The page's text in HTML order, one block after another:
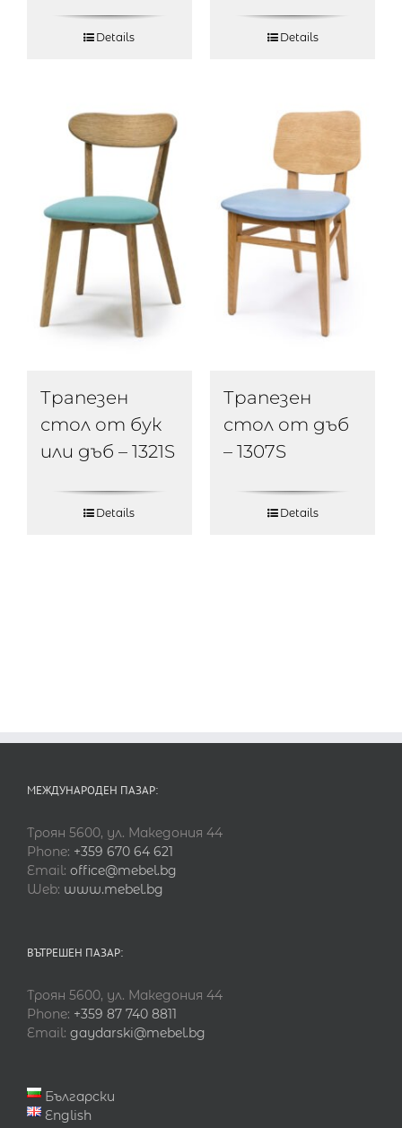
Details Details
Трапезен
стол от бук
или дъб – 1321S
Details
Трапезен
стол от дъб
– 1307S
Details
МЕЖДУНАРОДЕН ПАЗАР:
Троян 5600, ул. Македония 44
Phone: +359 670 64 621
Email: office@mebel.bg
Web: www.mebel.bg
ВЪТРЕШЕН ПАЗАР:
Троян 5600, ул. Македония 44
Phone: +359 87 740 8811
Email: gaydarski@mebel.bg
Български
English